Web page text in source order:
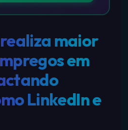
maior
em
LinkedIn e